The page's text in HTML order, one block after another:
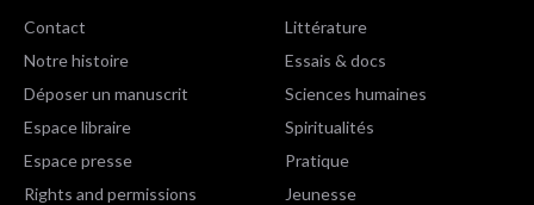
Contact
Notre histoire
Déposer un manuscrit
Espace libraire
Espace presse
Rights and permissions
Littérature
Essais & docs
Sciences humaines
Spiritualités
Pratique
Jeunesse